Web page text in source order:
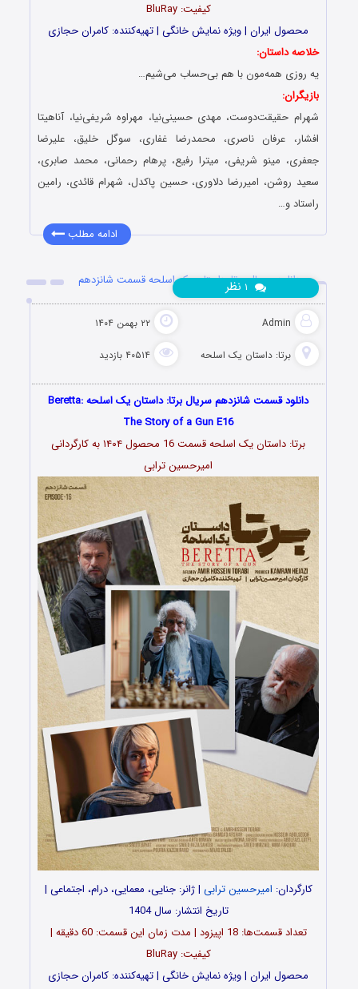
کیفیت: BluRay
محصول ایران | ویژه نمایش خانگی | تهیه‌کننده: کامران حجازی
خلاصه داستان:
یه روزی همه‌مون با هم بی‌حساب می‌شیم…
بازیگران:
شهرام حقیقت‌دوست، مهدی حسینی‌نیا، مهراوه شریفی‌نیا، آناهیتا
افشار، عرفان ناصری، محمدرضا غفاری، سوگل خلیق، علیرضا
جعفری، مینو شریفی، میترا رفیع، پرهام رحمانی، محمد صابری،
سعید روشن، امیررضا دلاوری، حسین پاکدل، شهرام قائدی، رامین
راستاد و…
ادامه مطلب
دانلود سریال برتا: داستان یک اسلحه قسمت شانزدهم
Admin ۲۲ بهمن ۱۴۰۴
برتا: داستان یک اسلحه ۴۰۵۱۴ بازدید
نظر
دانلود قسمت شانزدهم سریال برتا: داستان یک اسلحه ‌Beretta:
The Story of a Gun E16
برتا: داستان یک اسلحه قسمت 16 محصول ۱۴۰۴ به کارگردانی
امیرحسین ترابی
کارگردان: امیرحسین ترابی | ژانر: جنایی، معمایی، درام، اجتماعی |
تاریخ انتشار: سال 1404
تعداد قسمت‌ها: 18 اپیزود | مدت زمان این قسمت: 60 دقیقه |
کیفیت: BluRay
محصول ایران | ویژه نمایش خانگی | تهیه‌کننده: کامران حجازی